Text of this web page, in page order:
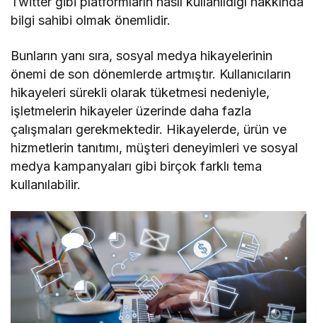
bilgi sahibi olmak önemlidir.
Bunların yanı sıra, sosyal medya hikayelerinin
önemi de son dönemlerde artmıştır. Kullanıcıların
hikayeleri sürekli olarak tüketmesi nedeniyle,
işletmelerin hikayeler üzerinde daha fazla
çalışmaları gerekmektedir. Hikayelerde, ürün ve
hizmetlerin tanıtımı, müşteri deneyimleri ve sosyal
medya kampanyaları gibi birçok farklı tema
kullanılabilir.